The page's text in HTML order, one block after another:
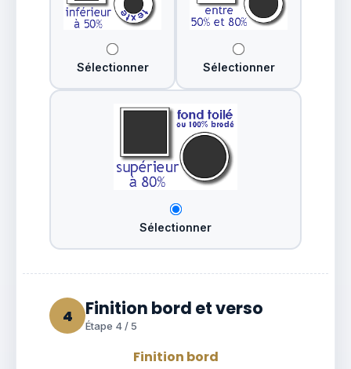
Sélectionner Sélectionner
Sélectionner
4 Finition bord et verso
Étape 4 / 5
Finition bord